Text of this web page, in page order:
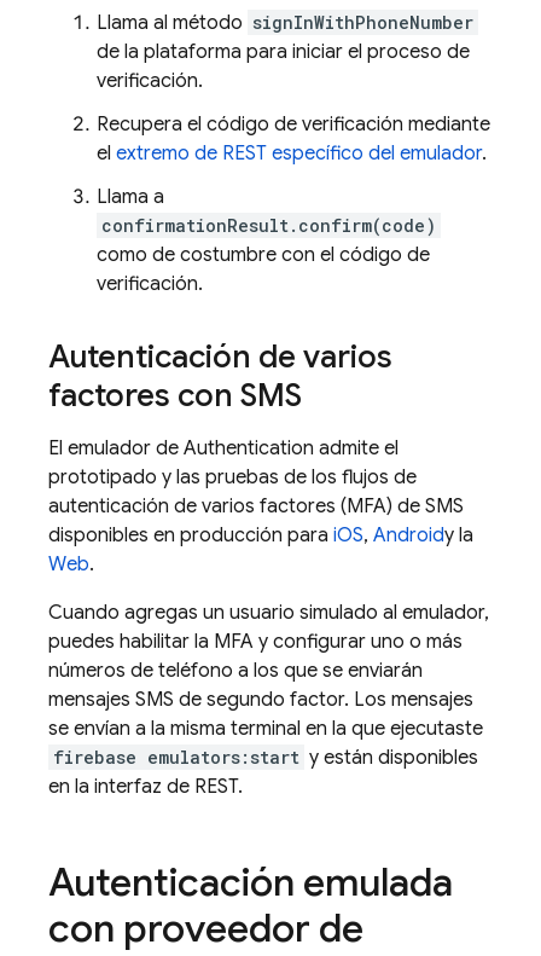
Llama al método signInWithPhoneNumber
de la plataforma para iniciar el proceso de
verificación.
Recupera el código de verificación mediante
el extremo de REST específico del emulador.
Llama a
confirmationResult.confirm(code)
como de costumbre con el código de
verificación.
Autenticación de varios
factores con SMS
El emulador de Authentication admite el
prototipado y las pruebas de los flujos de
autenticación de varios factores (MFA) de SMS
disponibles en producción para iOS, Androidy la
Web.
Cuando agregas un usuario simulado al emulador,
puedes habilitar la MFA y configurar uno o más
números de teléfono a los que se enviarán
mensajes SMS de segundo factor. Los mensajes
se envían a la misma terminal en la que ejecutaste
firebase emulators:start y están disponibles
en la interfaz de REST.
Autenticación emulada
con proveedor de